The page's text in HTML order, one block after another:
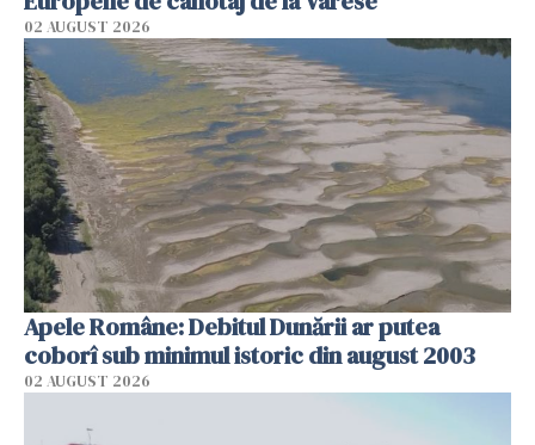
02 AUGUST 2026
Apele Române: Debitul Dunării ar putea
coborî sub minimul istoric din august 2003
02 AUGUST 2026